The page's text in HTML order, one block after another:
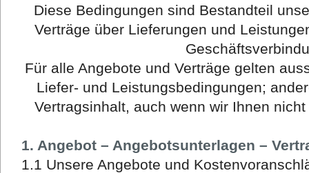
Diese Bedingungen sind Bestandteil
Verträge über Lieferungen und
Für alle Angebote und Verträge gelten
Liefer- und Leistungsbedingungen;
Vertragsinhalt, auch wenn wir Ihnen
1. Angebot – Angebotsunterlagen –
1.1 Unsere Angebote und